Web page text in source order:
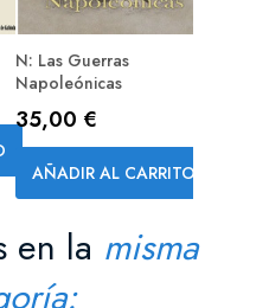
N: Las Guerras
Napoleónicas
Precio
35,00 €
AÑADIR AL CARRITO
en la misma